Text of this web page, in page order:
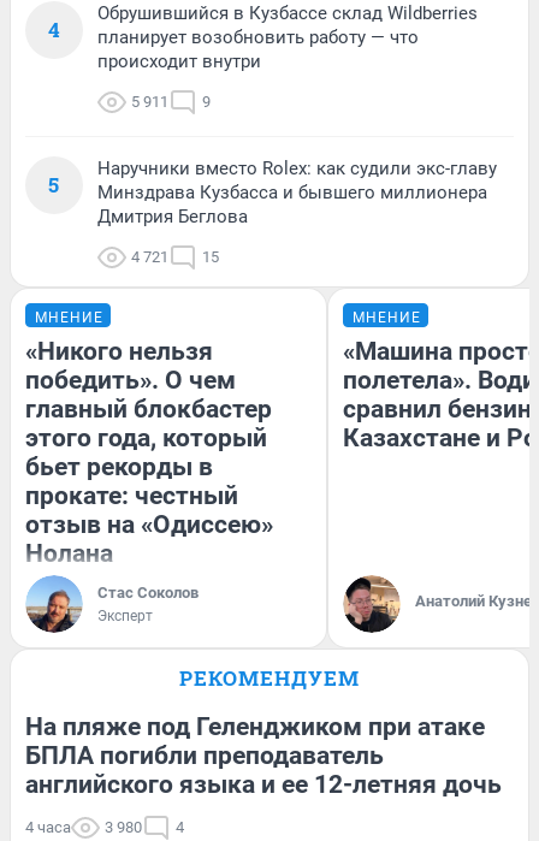
4
Обрушившийся в Кузбассе склад Wildberries
планирует возобновить работу — что
происходит внутри
5 911 9
5
Наручники вместо Rolex: как судили экс-главу
Минздрава Кузбасса и бывшего миллионера
Дмитрия Беглова
4 721 15
МНЕНИЕ
«Никого нельзя
победить». О чем
главный блокбастер
этого года, который
бьет рекорды в
прокате: честный
отзыв на «Одиссею»
Нолана
Стас Соколов
Эксперт
МНЕНИЕ
«Машина
полетела».
сравнил бензин
Казахстане и
Анатолий
РЕКОМЕНДУЕМ
На пляже под Геленджиком при атаке
БПЛА погибли преподаватель
английского языка и ее 12-летняя дочь
4 часа 3 980 4